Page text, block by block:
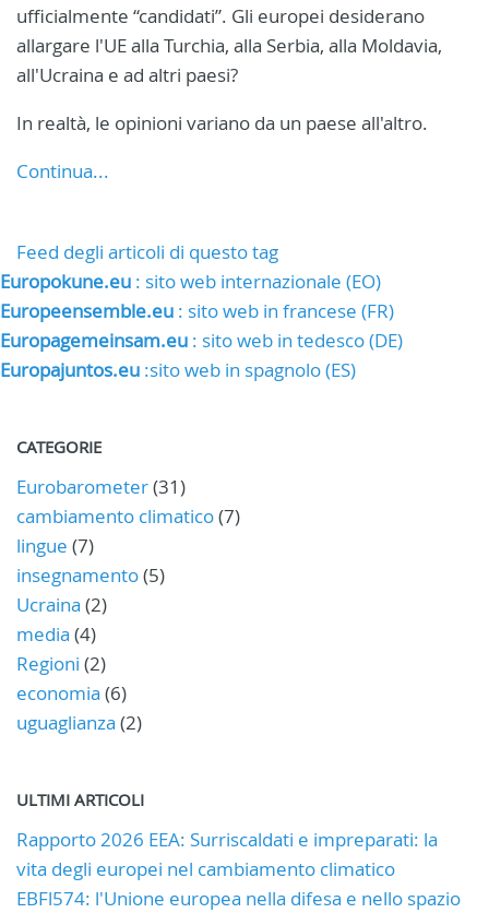
ufficialmente “candidati”. Gli europei desiderano
allargare l'UE alla Turchia, alla Serbia, alla Moldavia,
all'Ucraina e ad altri paesi?
In realtà, le opinioni variano da un paese all'altro.
Continua...
Feed degli articoli di questo tag
Europokune.eu : sito web internazionale (EO)
Europeensemble.eu : sito web in francese (FR)
Europagemeinsam.eu : sito web in tedesco (DE)
Europajuntos.eu :sito web in spagnolo (ES)
CATEGORIE
Eurobarometer(31)
cambiamento climatico(7)
lingue (7)
insegnamento(5)
Ucraina (2)
media (4)
Regioni (2)
economia (6)
uguaglianza (2)
ULTIMI ARTICOLI
Rapporto 2026 EEA: Surriscaldati e impreparati: la
vita degli europei nel cambiamento climatico
EBFl574: l'Unione europea nella difesa e nello spazio